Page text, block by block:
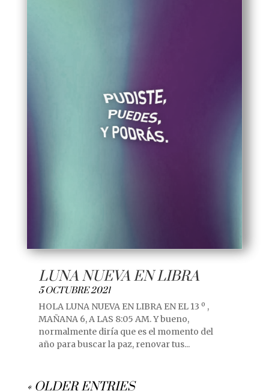
LUNA NUEVA EN LIBRA
5 OCTUBRE 2021
HOLA LUNA NUEVA EN LIBRA EN EL 13 º ,
MAÑANA 6, A LAS 8:05 AM. Y bueno,
normalmente diría que es el momento del
año para buscar la paz, renovar tus...
« OLDER ENTRIES